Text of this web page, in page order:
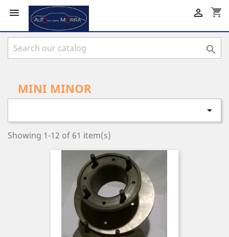
 shopping_cart


MINI MINOR

Showing 1-12 of 61 item(s)